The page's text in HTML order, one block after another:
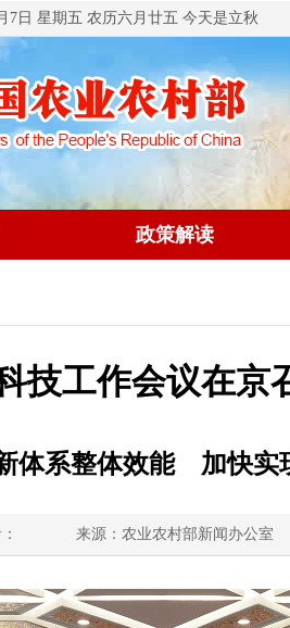
7日 星期五 农历六月廿五 今天是立秋
政策解读
技工作会议在京
体系整体效能 加快实
来源：农业农村部新闻办公室